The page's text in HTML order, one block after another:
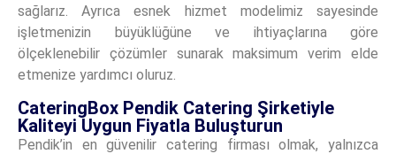
sağlarız. Ayrıca esnek hizmet modelimiz sayesinde
işletmenizin büyüklüğüne ve ihtiyaçlarına göre
ölçeklenebilir çözümler sunarak maksimum verim elde
etmenize yardımcı oluruz.
CateringBox Pendik Catering Şirketiyle
Kaliteyi Uygun Fiyatla Buluşturun
Pendik’in en güvenilir catering firması olmak, yalnızca